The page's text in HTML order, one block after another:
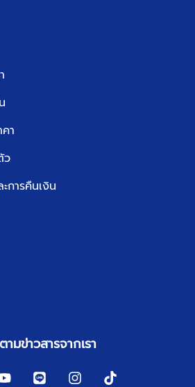
า
ว
การคืนเงิน
มข่าวสารจากเรา